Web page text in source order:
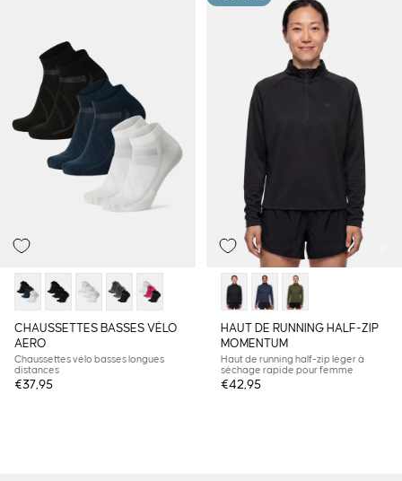
CHAUSSETTES BASSES VÉLO
AERO
Chaussettes vélo basses longues
distances
€37,95
HAUT DE RUNNING HALF-ZIP
MOMENTUM
Haut de running half-zip léger à
séchage rapide pour femme
€42,95